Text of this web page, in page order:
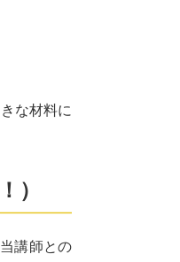
な材料に
）
講師との